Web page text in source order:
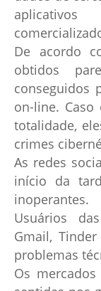
De acordo
obtidos
conseguidos
on-line. Caso
totalidade,
crimes
As redes
início da
inoperantes.
Usuários
Gmail,
problemas
Os